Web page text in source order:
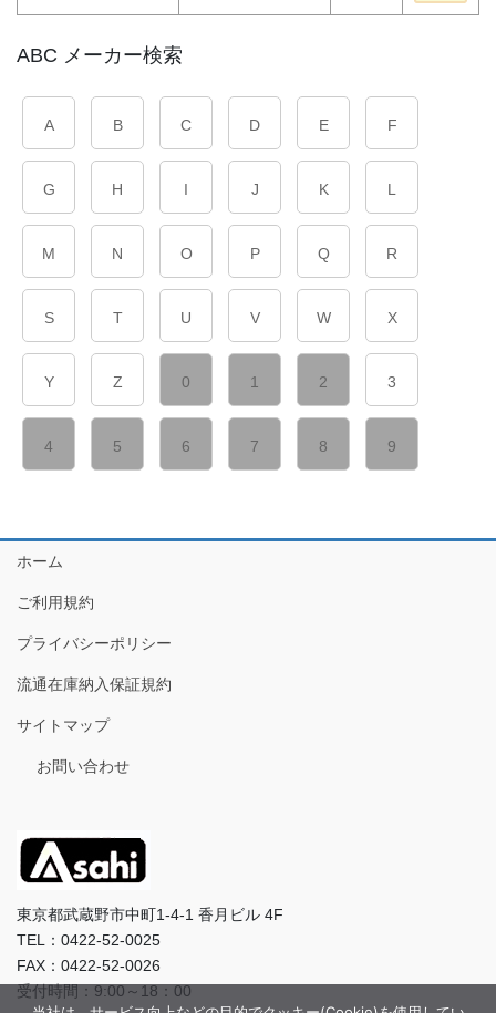
ABC メーカー検索
A B C D E F
G H I J K L
M N O P Q R
S T U V W X
Y Z 0 1 2 3
4 5 6 7 8 9
ホーム
ご利用規約
プライバシーポリシー
流通在庫納入保証規約
サイトマップ
お問い合わせ
東京都武蔵野市中町1-4-1 香月ビル 4F
TEL：0422-52-0025
FAX：0422-52-0026
受付時間：9:00～18：00